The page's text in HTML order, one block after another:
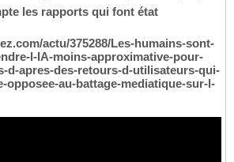
les rapports qui font état
actu/375288/Les-humains-sont-
l-IA-moins-approximative-pour-
d-apres-des-retours-d-utilisateurs-qui-
opposee-au-battage-mediatique-sur-l-